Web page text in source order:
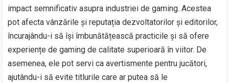
impact semnificativ asupra industriei de gaming. Acestea
pot afecta vânzările și reputația dezvoltatorilor și editorilor,
încurajându-i să își îmbunătățească practicile și să ofere
experiențe de gaming de calitate superioară în viitor. De
asemenea, ele pot servi ca avertismente pentru jucători,
ajutându-i să evite titlurile care ar putea să le